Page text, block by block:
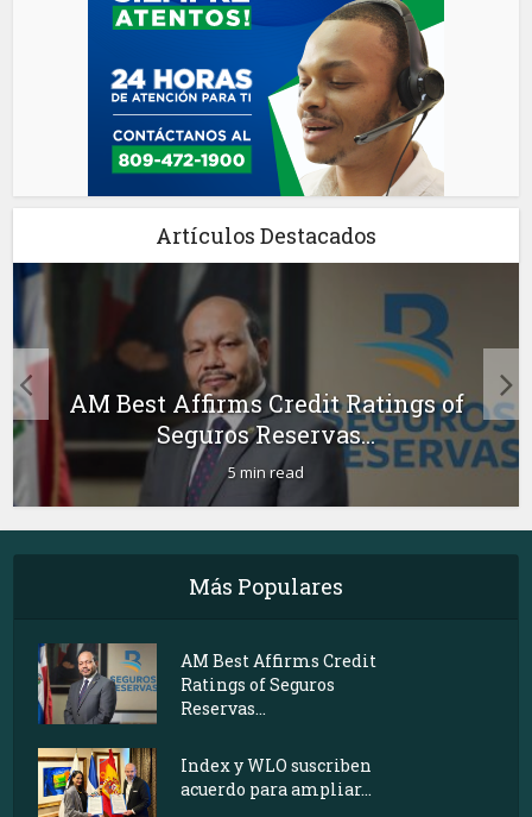
Artículos Destacados
AM Best Affirms Credit Ratings of
Seguros Reservas...
5 min read
Más Populares
AM Best Affirms Credit
Ratings of Seguros
Reservas...
Index y WLO suscriben
acuerdo para ampliar...